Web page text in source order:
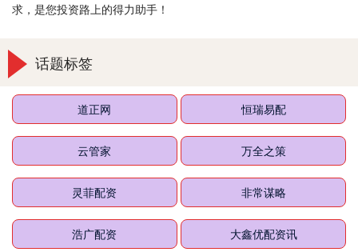
求，是您投资路上的得力助手！
话题标签
道正网 恒瑞易配
云管家 万全之策
灵菲配资 非常谋略
浩广配资 大鑫优配资讯